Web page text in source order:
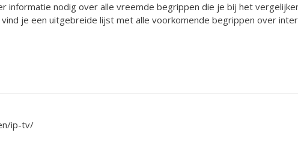
informatie nodig over alle vreemde begrippen die je bij het
je een uitgebreide lijst met alle voorkomende begrippen over
ip-tv/